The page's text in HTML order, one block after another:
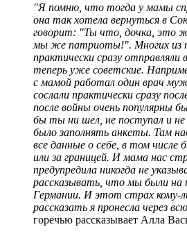
"Я помню, что тогда у мамы
она так хотела вернуться в
говорит: "Ты что, дочка, это
мы же патриоты!". Многих из
практически сразу отправляли
теперь уже советские.
с мамой работал один врач
сослали практически сразу
после войны очень популярны
бы ты ни шел, не поступал и не
было заполнять анкеты. Там
все данные о себе, в том числе
или за границей. И мама нас
предупредила никогда не
рассказывать, что мы были на
Германии. И этот страх кому-
рассказать я пронесла через
горечью рассказывает Алла